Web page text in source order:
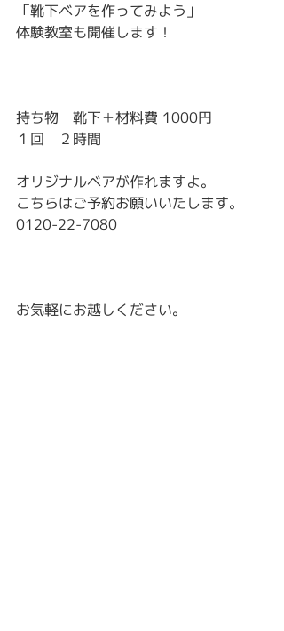
「靴下ベアを作ってみよう」
体験教室も開催します！
持ち物　靴下＋材料費 1000円
１回　２時間
オリジナルベアが作れますよ。
こちらはご予約お願いいたします。
0120-22-7080
お気軽にお越しください。